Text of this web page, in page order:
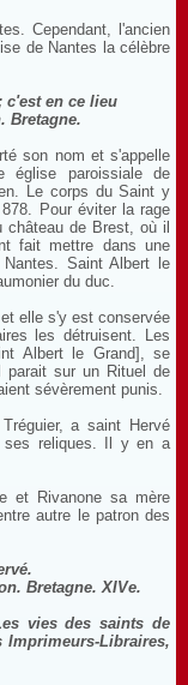
Cependant, l'ancien
de Nantes la célèbre
c'est en ce lieu
Bretagne.
son nom et s'appelle
église paroissiale de
Le corps du Saint y
Pour éviter la rage
de Brest, où il
fait mettre dans une
Saint Albert le
du duc.
elle s'y est conservée
les détruisent. Les
Albert le Grand], se
parait sur un Rituel de
sévèrement punis.
a saint Hervé
ses reliques. Il y en a
et Rivanone sa mère
autre le patron des
Bretagne. XIVe.
vies des saints de
Imprimeurs-Libraires,